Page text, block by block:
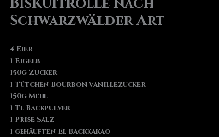
Schwarzwälder Art
4 Eier
1 Eigelb
150g Zucker
1 Tütchen Bourbon Vanillezucker
150g Mehl
1 Tl Backpulver
1 Prise Salz
1 gehäuften El Backkakao